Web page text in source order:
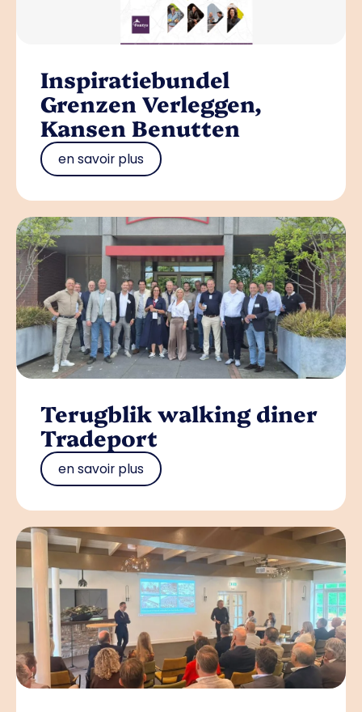
Inspiratiebundel
Grenzen Verleggen,
Kansen Benutten
en savoir plus
Terugblik walking diner
Tradeport
en savoir plus